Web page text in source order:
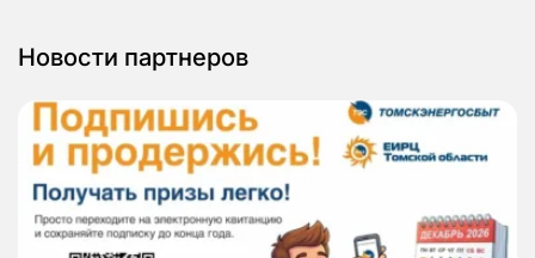
Новости партнеров